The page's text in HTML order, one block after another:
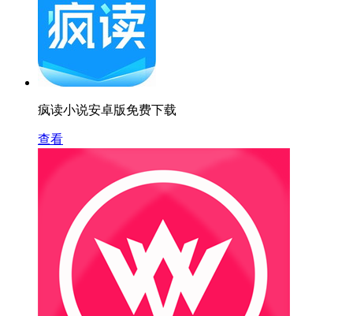
疯读小说安卓版免费下载
查看